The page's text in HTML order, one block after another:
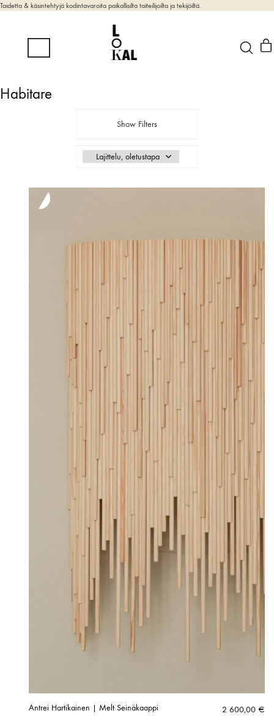
Taidetta & käsintehtyjä kodintavaroita paikallisilta taiteilijoilta ja tekijöiltä.
Habitare
Show Filters
Antrei Hartikainen | Melt Seinäkaappi 2 600,00 €